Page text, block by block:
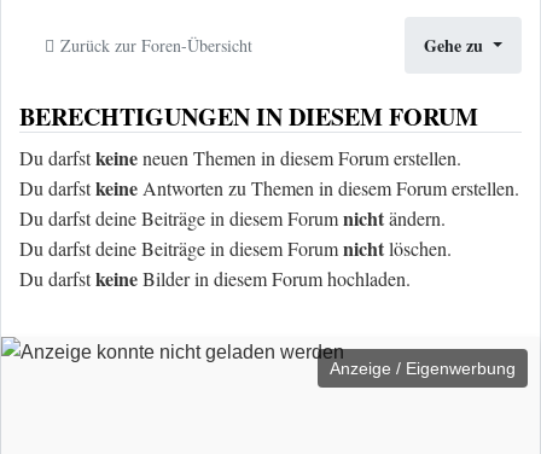
Zurück zur Foren-Übersicht Gehe zu
BERECHTIGUNGEN IN DIESEM FORUM
Du darfstkeineneuen Themen in diesem Forum erstellen.
Du darfstkeine Antworten zu Themen in diesem Forum erstellen.
Du darfst deine Beiträge in diesem Forumnichtändern.
Du darfst deine Beiträge in diesem Forumnichtlöschen.
Du darfstkeineBilder in diesem Forum hochladen.
Anzeige / Eigenwerbung